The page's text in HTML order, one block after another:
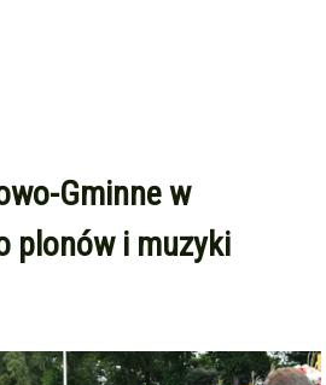
Gminne w
plonów i muzyki